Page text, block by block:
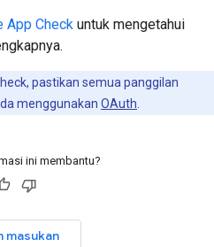
App Check untuk mengetahui
pastikan semua panggilan
menggunakan OAuth
ini membantu?
masukan